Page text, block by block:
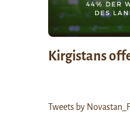
Kirgistans
Tweets by